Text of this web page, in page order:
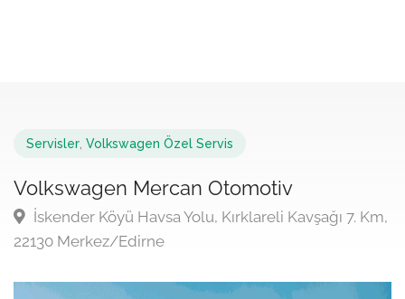
Servisler Volkswagen Özel Servis
Volkswagen Mercan Otomotiv
İskender Köyü Havsa Yolu, Kırklareli Kavşağı 7. Km,
22130 Merkez/Edirne